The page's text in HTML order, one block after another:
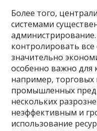
Более того,
системами
контролировать все
значительно
особенно важно для
например, торговых
промышленных
нескольких
неэффективным и
использование